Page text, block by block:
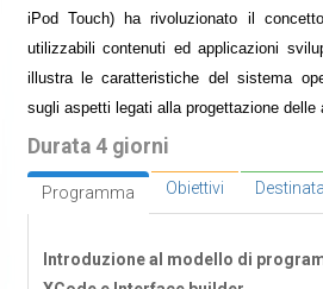
iPod Touch) ha rivoluzionato il
utilizzabili contenuti ed applicazioni
illustra le caratteristiche del sistema
sugli aspetti legati alla progettazione delle
Durata 4 giorni
Programma Obiettivi
Introduzione al modello di